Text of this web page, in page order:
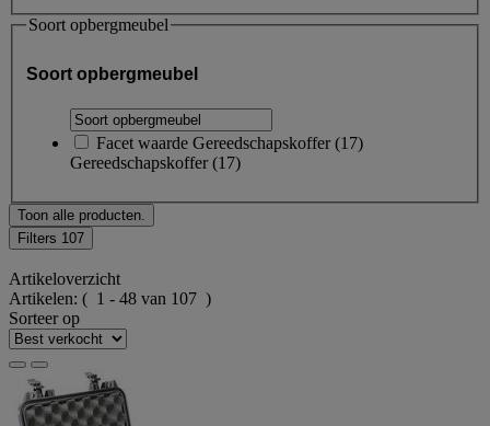
Soort opbergmeubel
Soort opbergmeubel
Facet waarde Gereedschapskoffer(17)
Gereedschapskoffer(17)
Toon alle producten.
Filters 107
Artikeloverzicht
Artikelen: ( 1 - 48 van 107 )
Sorteer op